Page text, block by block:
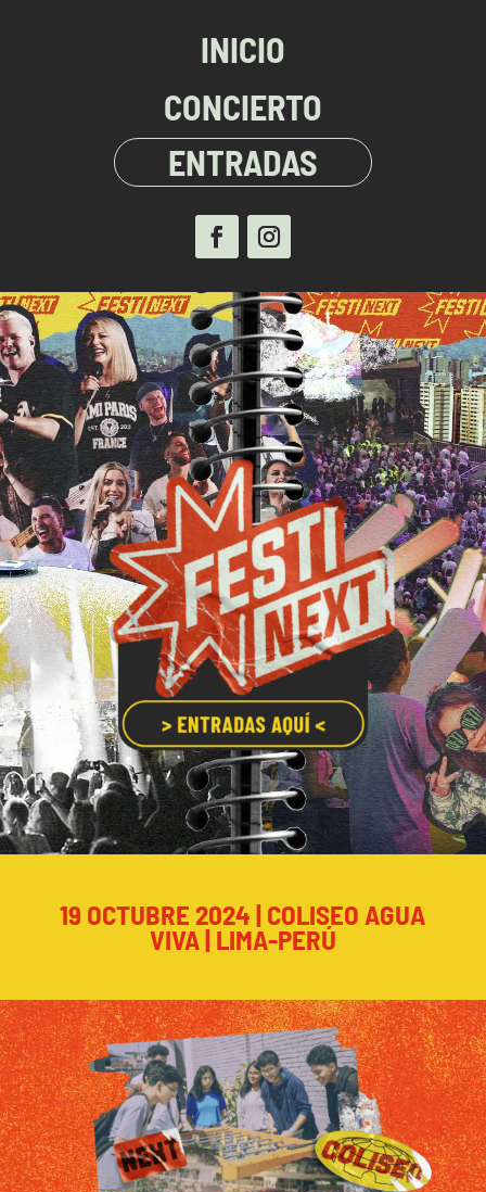
INICIO
CONCIERTO
ENTRADAS
19 OCTUBRE 2024 | COLISEO AGUA
VIVA | LIMA-PERÚ